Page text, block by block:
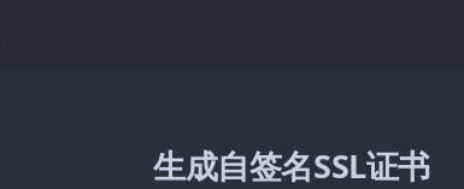
生成自签名SSL证书